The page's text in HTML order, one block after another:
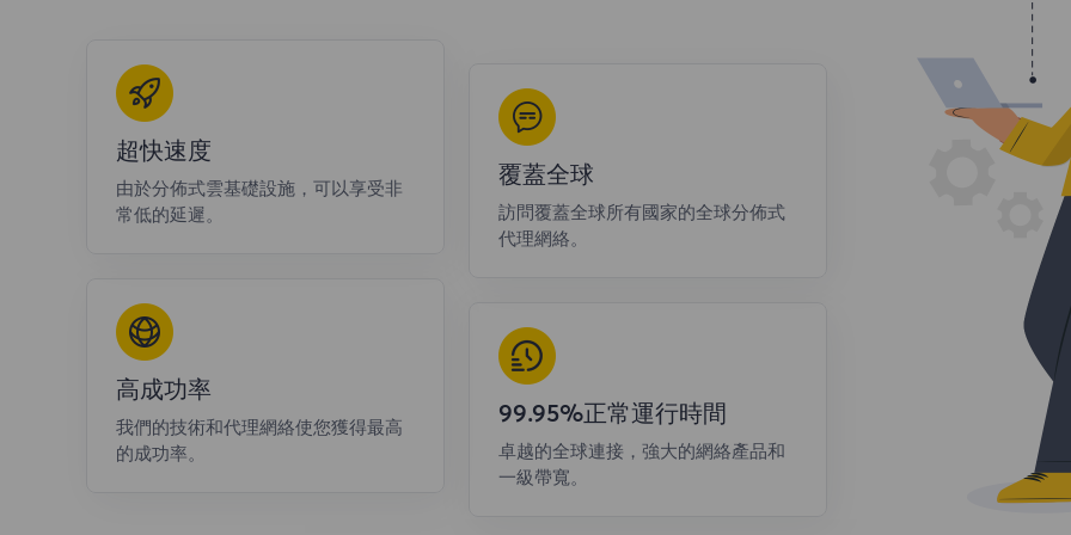
超快速度
由於分佈式雲基礎設施，可以享受非
常低的延遲。
高成功率
我們的技術和代理網絡使您獲得最高
的成功率。
覆蓋全球
訪問覆蓋全球所有國家的全球分佈式
代理網絡。
99.95%正常運行時間
卓越的全球連接，強大的網絡產品和
一級帶寬。